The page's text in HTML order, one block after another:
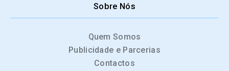
Sobre Nós
Quem Somos
Publicidade e Parcerias
Contactos